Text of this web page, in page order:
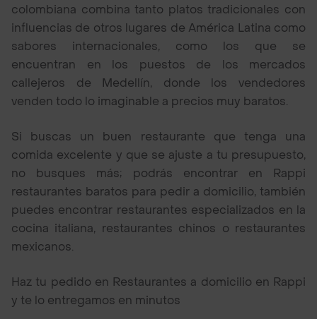
colombiana combina tanto platos tradicionales con
influencias de otros lugares de América Latina como
sabores internacionales, como los que se
encuentran en los puestos de los mercados
callejeros de Medellín, donde los vendedores
venden todo lo imaginable a precios muy baratos.
Si buscas un buen restaurante que tenga una
comida excelente y que se ajuste a tu presupuesto,
no busques más; podrás encontrar en Rappi
restaurantes baratos para pedir a domicilio, también
puedes encontrar restaurantes especializados en la
cocina italiana, restaurantes chinos o restaurantes
mexicanos.
Haz tu pedido en Restaurantes a domicilio en Rappi
y te lo entregamos en minutos